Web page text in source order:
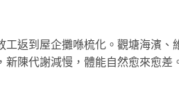
工返到屋企攤喺梳化。觀塘海濱
新陳代謝減慢，體能自然愈來愈差